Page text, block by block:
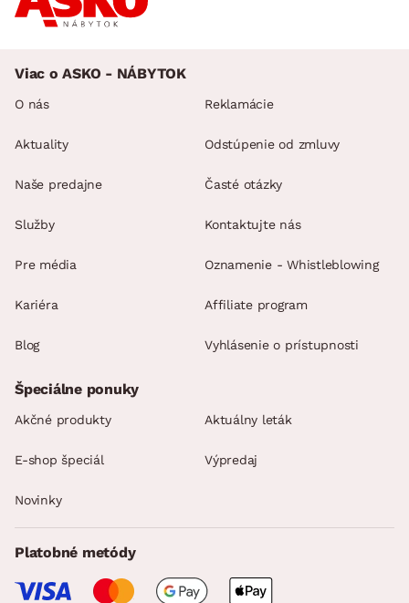
Viac o ASKO - NÁBYTOK
O nás
Aktuality
Naše predajne
Služby
Pre média
Kariéra
Blog
Reklamácie
Odstúpenie od zmluvy
Časté otázky
Kontaktujte nás
Oznamenie - Whistleblowing
Affiliate program
Vyhlásenie o prístupnosti
Špeciálne ponuky
Akčné produkty Aktuálny leták
E-shop špeciál Výpredaj
Novinky
Platobné metódy